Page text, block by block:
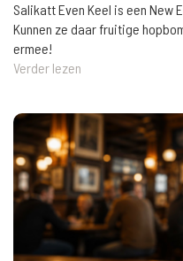
Salikatt Even Keel is een New
Kunnen ze daar fruitige
ermee!
Verder lezen